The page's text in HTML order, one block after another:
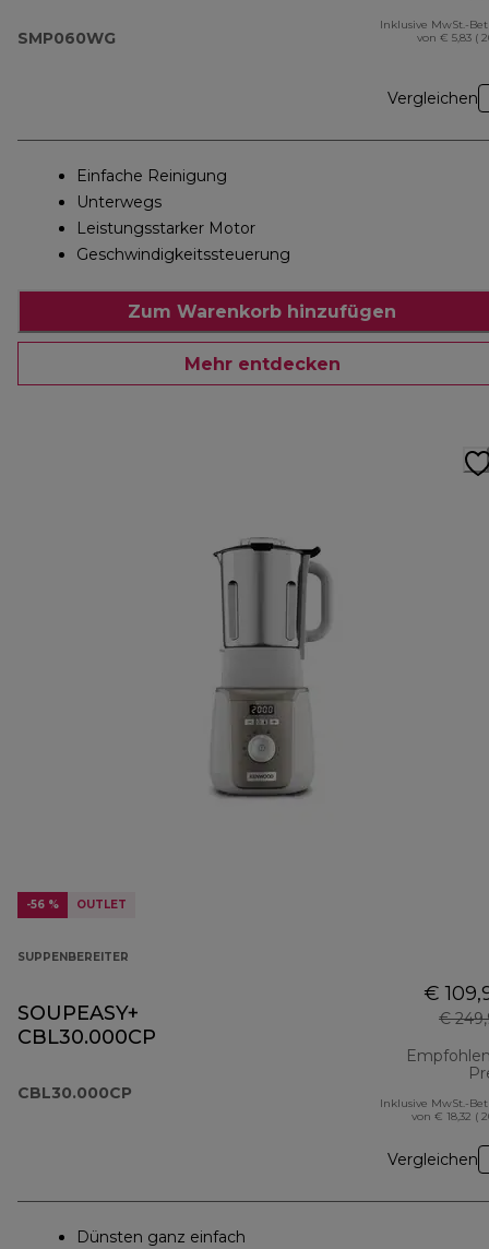
SMP060WG
Inklusive MwSt.-
von € 5,83 (
Vergleichen
Einfache Reinigung
Unterwegs
Leistungsstarker Motor
Geschwindigkeitssteuerung
Zum Warenkorb hinzufügen
Mehr entdecken
-56 % OUTLET
SUPPENBEREITER
SOUPEASY+
CBL30.000CP
CBL30.000CP
€
€
Inklusive MwSt.-
von € 18,32 (
Vergleichen
Dünsten ganz einfach